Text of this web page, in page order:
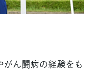
ん闘病の経験をも